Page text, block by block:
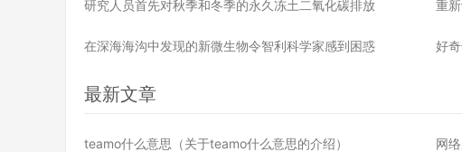
研究人员首先对秋季和冬季的永久冻土二氧化碳排放 重
在深海海沟中发现的新微生物令智利科学家感到困惑 好
最新文章
teamo什么意思（关于teamo什么意思的介绍） 网